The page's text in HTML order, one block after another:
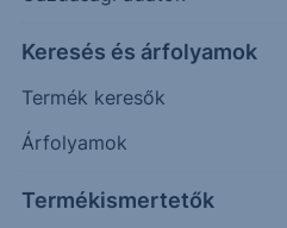
Keresés és árfolyamok
Termék keresők
Árfolyamok
Termékismertetők
Árfolyamértesítő rögzítése
További információk kérése